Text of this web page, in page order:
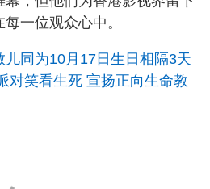
一位观众心中。
儿同为10月17日生日相隔3天
对笑看生死 宣扬正向生命教